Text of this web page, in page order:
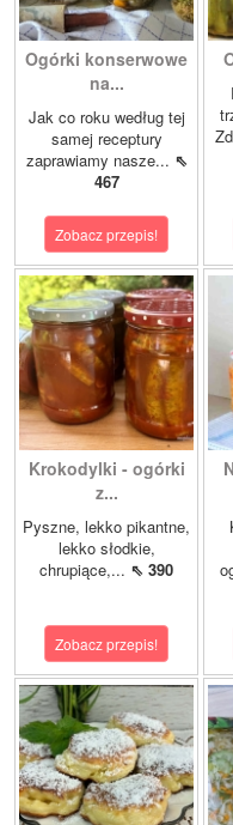
Ogórki konserwowe
na...
Jak co roku według tej
samej receptury
zaprawiamy nasze... ⇖
467
Zobacz przepis!
Krokodylki - ogórki
z...
Pyszne, lekko pikantne,
lekko słodkie,
chrupiące,... ⇖ 390
Zobacz przepis!